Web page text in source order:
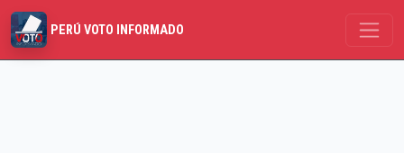
PERÚ VOTO INFORMADO